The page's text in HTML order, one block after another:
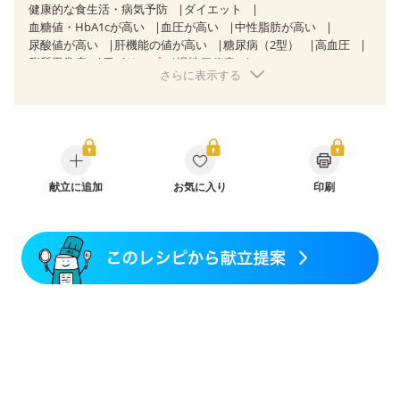
健康的な食生活・病気予防
ダイエット
血糖値・HbA1cが高い
血圧が高い
中性脂肪が高い
尿酸値が高い
肝機能の値が高い 糖尿病（2型）
高血圧
脂質異常症
胃ポリープ
慢性便秘症
睡眠時無呼吸症候群
乳がん治療を終えた方・経過観察中の方など
産後（母乳）
産後（混合栄養）
産後（ミルク）
骨粗しょう症
関節リウマチ
フレイル（年齢に合わせた体作り）
さらに表示する
献立に追加 お気に入り 印刷